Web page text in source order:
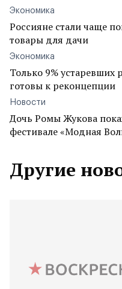
Экономика
Россияне стали чаще
товары для дачи
Экономика
Только 9% устаревших
готовы к реконцепции
Новости
Дочь Ромы Жукова
фестивале «Модная
Другие